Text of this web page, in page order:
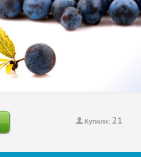
Купили: 21